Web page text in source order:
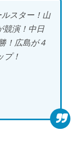
スター！山
競演！中日
！広島が４
プ！